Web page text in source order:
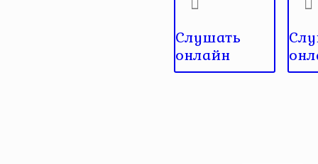
Слушать
онлайн